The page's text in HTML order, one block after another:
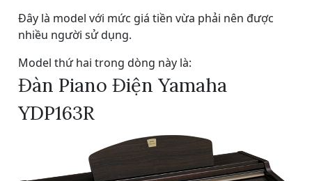
Đây là model với mức giá tiền vừa phải nên được
nhiều người sử dụng.
Model thứ hai trong dòng này là:
Đàn Piano Điện Yamaha
YDP163R